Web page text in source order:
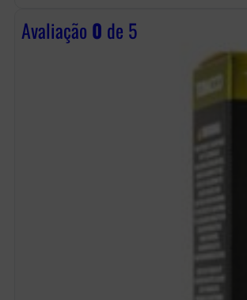
Avaliação 0 de 5